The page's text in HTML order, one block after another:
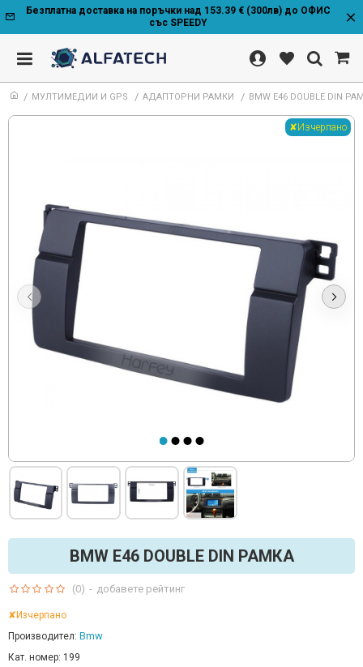
Безплатна доставка на поръчки над 153.39 € (300лв) до ОФИС
със SPEEDY
МУЛТИМЕДИИ И GPS АДАПТОРНИ РАМКИ BMW E46 DOUBLE DIN
✘Изчерпано
BMW E46 DOUBLE DIN РАМКА
✘Изчерпано
Производител: Bmw
Кат. номер: 199
(0) - добавете рейтинг